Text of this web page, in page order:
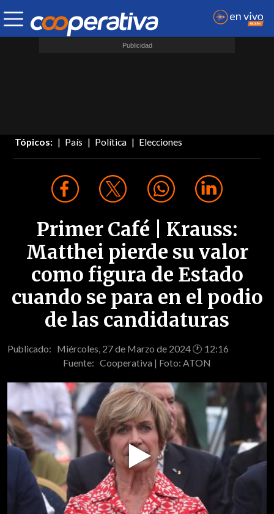
Tópicos: País Política Elecciones
Primer Café | Krauss:
Matthei pierde su valor
como figura de Estado
cuando se para en el podio
de las candidaturas
Publicado: Miércoles, 27 de Marzo de 2024 🕐 12:16
Fuente: Cooperativa | Foto: ATON
Play
Video